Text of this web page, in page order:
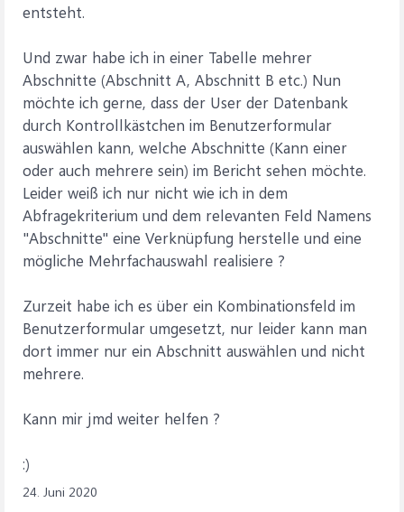
entsteht.
Und zwar habe ich in einer Tabelle mehrer
Abschnitte (Abschnitt A, Abschnitt B etc.) Nun
möchte ich gerne, dass der User der Datenbank
durch Kontrollkästchen im Benutzerformular
auswählen kann, welche Abschnitte (Kann einer
oder auch mehrere sein) im Bericht sehen möchte.
Leider weiß ich nur nicht wie ich in dem
Abfragekriterium und dem relevanten Feld Namens
"Abschnitte" eine Verknüpfung herstelle und eine
mögliche Mehrfachauswahl realisiere ?
Zurzeit habe ich es über ein Kombinationsfeld im
Benutzerformular umgesetzt, nur leider kann man
dort immer nur ein Abschnitt auswählen und nicht
mehrere.
Kann mir jmd weiter helfen ?
:)
24. Juni 2020